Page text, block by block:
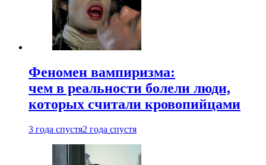
Феномен вампиризма:
чем в реальности болели люди,
которых считали кровопийцами
3 года спустя2 года спустя